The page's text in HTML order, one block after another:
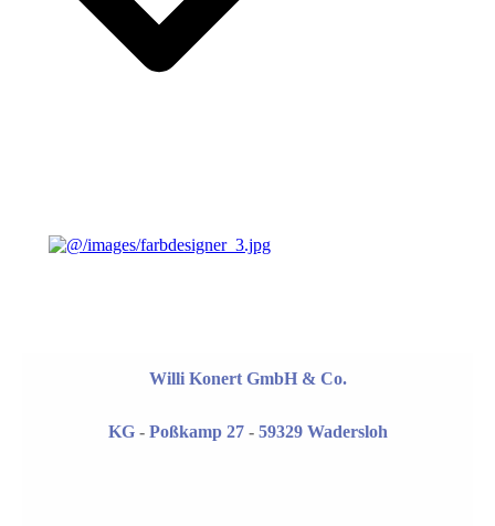
Willi Konert GmbH & Co.
KG- Poßkamp 27- 59329 Wadersloh